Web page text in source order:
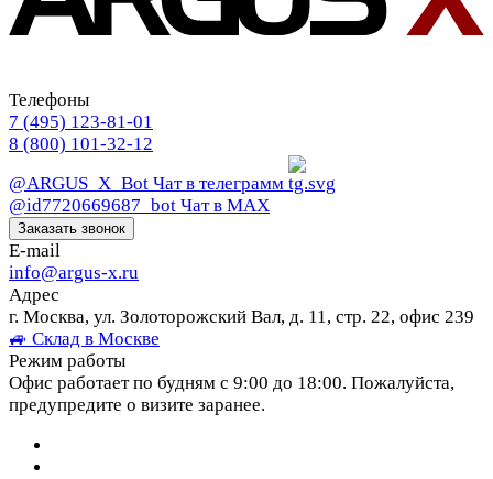
Телефоны
7 (495) 123-81-01
8 (800) 101-32-12
@ARGUS_X_Bot Чат в телеграмм
@id7720669687_bot Чат в МАХ
Заказать звонок
E-mail
info@argus-x.ru
Адрес
г. Москва, ул. Золоторожский Вал, д. 11, стр. 22, офис 239
🚙 Склад в Москве
Режим работы
Офис работает по будням с 9:00 до 18:00. Пожалуйста,
предупредите о визите заранее.